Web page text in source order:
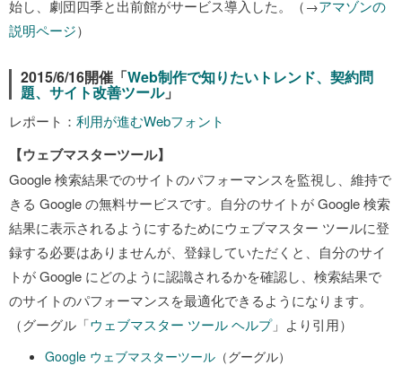
始し、劇団四季と出前館がサービス導入した。（→アマゾンの
説明ページ）
2015/6/16開催「Web制作で知りたいトレンド、契約問
題、サイト改善ツール」
レポート： 利用が進むWebフォント
【ウェブマスターツール】
Google 検索結果でのサイトのパフォーマンスを監視し、維持で
きる Google の無料サービスです。自分のサイトが Google 検索
結果に表示されるようにするためにウェブマスター ツールに登
録する必要はありませんが、登録していただくと、自分のサイ
トが Google にどのように認識されるかを確認し、検索結果で
のサイトのパフォーマンスを最適化できるようになります。
（グーグル「ウェブマスター ツール ヘルプ」より引用）
Google ウェブマスターツール （グーグル）